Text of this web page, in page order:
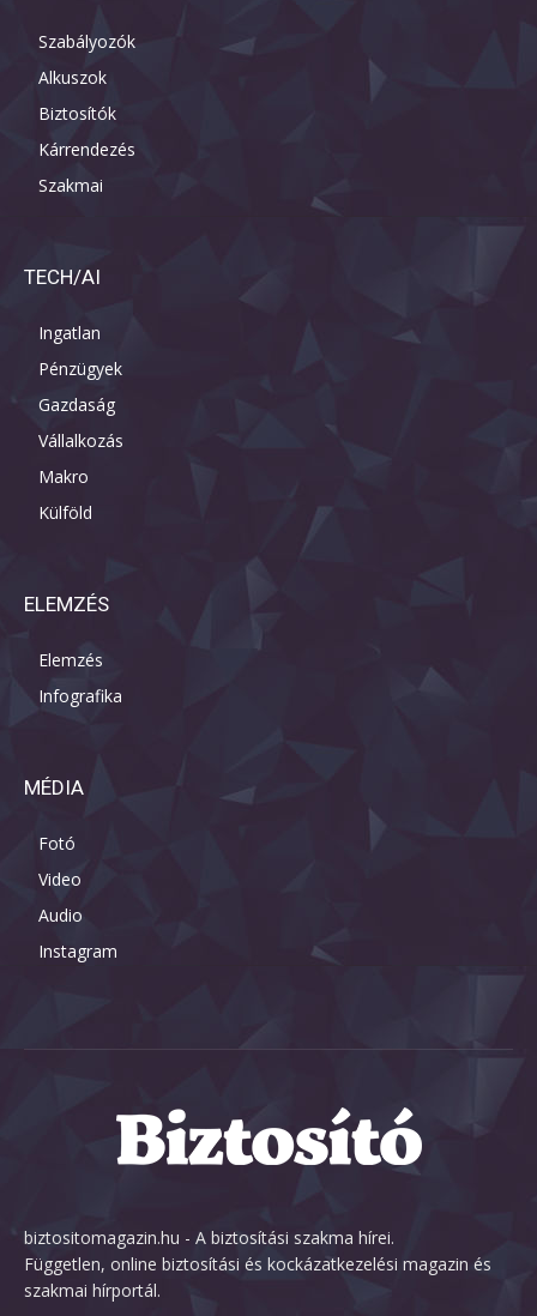
Szabályozók
Alkuszok
Biztosítók
Kárrendezés
Szakmai
TECH/AI
Ingatlan
Pénzügyek
Gazdaság
Vállalkozás
Makro
Külföld
ELEMZÉS
Elemzés
Infografika
MÉDIA
Fotó
Video
Audio
Instagram
biztositomagazin.hu - A biztosítási szakma hírei.
Független, online biztosítási és kockázatkezelési magazin és
szakmai hírportál.